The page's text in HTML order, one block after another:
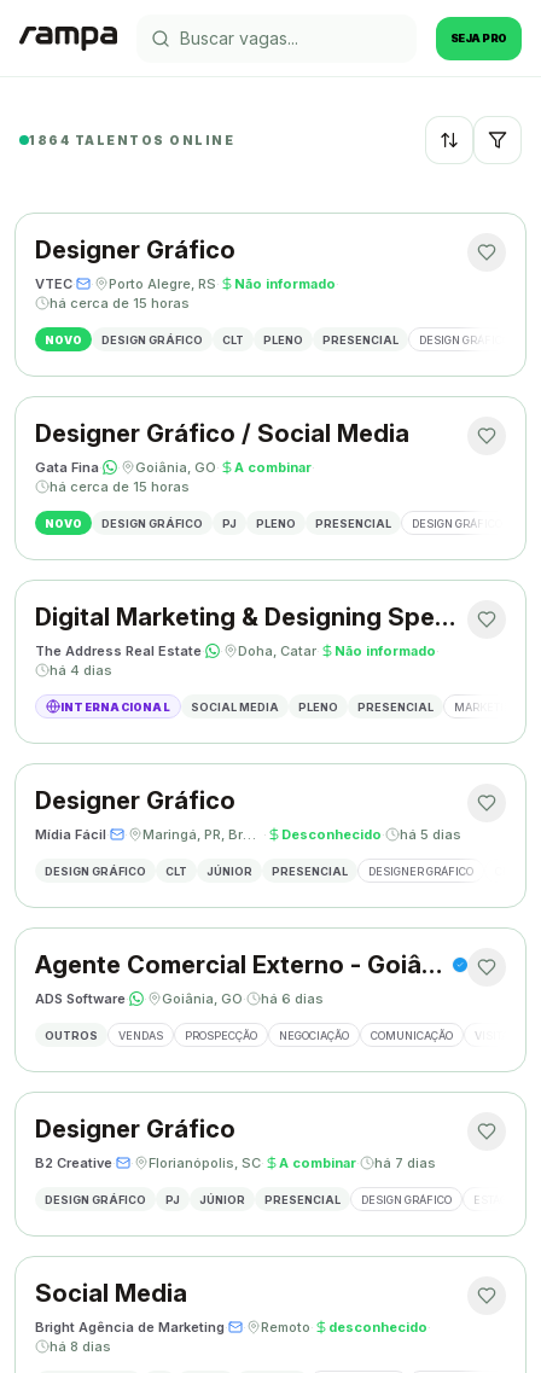
SEJA PRO
1864 TALENTOS ONLINE Recentes
Designer Gráfico
VTEC· · Porto Alegre, RS· Não informado·
há cerca de 15 horas
NOVO DESIGN GRÁFICO CLT PLENO PRESENCIAL DESIGN GRÁFICO
Designer Gráfico / Social Media
Gata Fina· · Goiânia, GO· A combinar·
há cerca de 15 horas
NOVO DESIGN GRÁFICO PJ PLENO PRESENCIAL DESIGN GRÁFICO
Digital Marketing & Designing Specialist
The Address Real Estate· · Doha, Catar· Não informado·
há 4 dias
INTERNACIONAL SOCIAL MEDIA PLENO PRESENCIAL MARKETING
Designer Gráfico
Mídia Fácil· · Maringá, PR, Brasil · Desconhecido· há 5 dias
DESIGN GRÁFICO CLT JÚNIOR PRESENCIAL DESIGNER GRÁFICO
Agente Comercial Externo - Goiânia
ADS Software· · Goiânia, GO· há 6 dias
OUTROS VENDAS PROSPECÇÃO NEGOCIAÇÃO COMUNICAÇÃO VISITAS
Designer Gráfico
B2 Creative· · Florianópolis, SC· A combinar· há 7 dias
DESIGN GRÁFICO PJ JÚNIOR PRESENCIAL DESIGN GRÁFICO ESTÁGIO
Social Media
Bright Agência de Marketing· · Remoto· desconhecido·
há 8 dias